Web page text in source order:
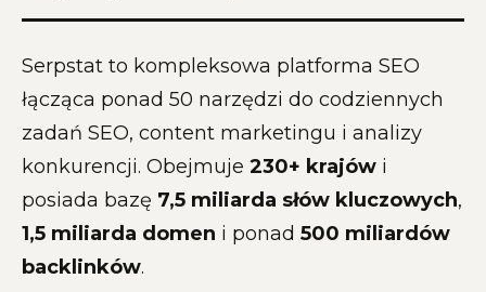
Serpstat to kompleksowa platforma SEO
łącząca ponad 50 narzędzi do codziennych
zadań SEO, content marketingu i analizy
konkurencji. Obejmuje 230+ krajów i
posiada bazę 7,5 miliarda słów kluczowych,
1,5 miliarda domen i ponad 500 miliardów
backlinków.